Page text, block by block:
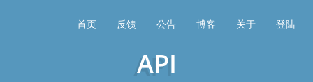
首页 反馈 公告 博客 关于 登陆
API